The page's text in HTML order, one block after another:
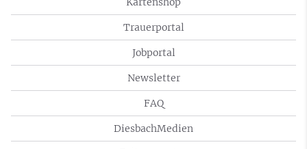
Trauerportal
Jobportal
Newsletter
FAQ
DiesbachMedien